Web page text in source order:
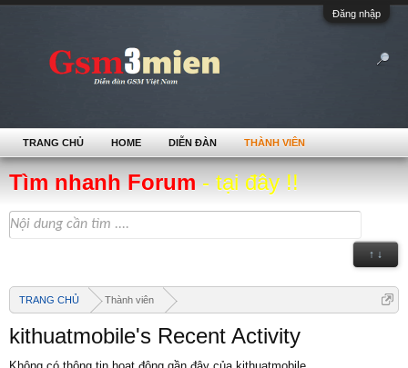
Đăng nhập
Tìm nhanh Forum - tại đây !!
↑ ↓
TRANG CHỦ Thành viên
kithuatmobile's Recent Activity
TRANG CHỦ HOME DIỄN ĐÀN THÀNH VIÊN